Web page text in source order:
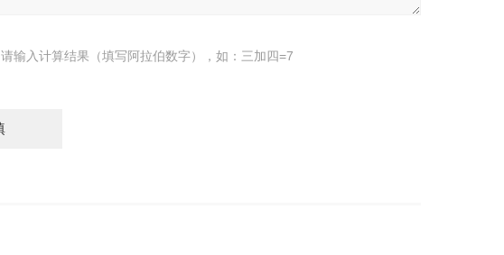
请输入计算结果（填写阿拉伯数字），如：三加四=7